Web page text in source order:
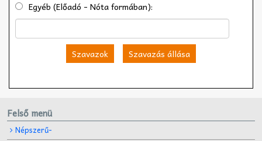
Egyéb (Előadó - Nóta formában):
Szavazok Szavazás állása
Felső menü
Népszerű-